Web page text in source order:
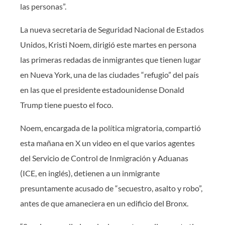
las personas”.
La nueva secretaria de Seguridad Nacional de Estados
Unidos, Kristi Noem, dirigió este martes en persona
las primeras redadas de inmigrantes que tienen lugar
en Nueva York, una de las ciudades “refugio” del país
en las que el presidente estadounidense Donald
Trump tiene puesto el foco.
Noem, encargada de la política migratoria, compartió
esta mañana en X un video en el que varios agentes
del Servicio de Control de Inmigración y Aduanas
(ICE, en inglés), detienen a un inmigrante
presuntamente acusado de “secuestro, asalto y robo”,
antes de que amaneciera en un edificio del Bronx.